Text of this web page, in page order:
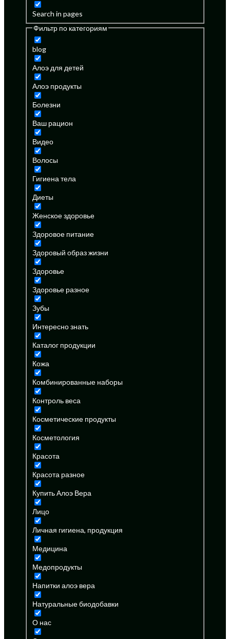
Search in pages
Фильтр по категориям
blog
Алоэ для детей
Алоэ продукты
Болезни
Ваш рацион
Видео
Волосы
Гигиена тела
Диеты
Женское здоровье
Здоровое питание
Здоровый образ жизни
Здоровье
Здоровье разное
Зубы
Интересно знать
Каталог продукции
Кожа
Комбинированные наборы
Контроль веса
Косметические продукты
Косметология
Красота
Красота разное
Купить Алоэ Вера
Лицо
Личная гигиена, продукция
Медицина
Медопродукты
Напитки алоэ вера
Натуральные биодобавки
О нас